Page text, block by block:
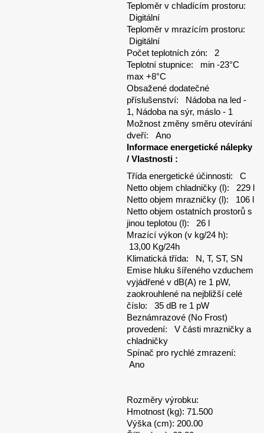
Teploměr v chladícím prostoru:
Digitální
Teploměr v mrazícím prostoru:
Digitální
Počet teplotních zón: 2
Teplotní stupnice: min -23°C
max +8°C
Obsažené dodatečné
příslušenství: Nádoba na led -
1, Nádoba na sýr, máslo - 1
Možnost změny směru otevírání
dveří: Ano
Informace energetické nálepky
/ Vlastnosti :
Třída energetické účinnosti: C
Netto objem chladničky (l): 229 l
Netto objem mrazničky (l): 106 l
Netto objem ostatních prostorů s
jinou teplotou (l): 26 l
Mrazící výkon (v kg/24 h):
13,00 Kg/24h
Klimatická třída: N, T, ST, SN
Emise hluku šířeného vzduchem
vyjádřené v dB(A) re 1 pW,
zaokrouhlené na nejbližší celé
číslo: 35 dB re 1 pW
Beznámrazové (No Frost)
provedení: V části mrazničky a
chladničky
Spínač pro rychlé zmrazení:
Ano
Rozměry výrobku:
Hmotnost (kg): 71.500
Výška (cm): 200.00